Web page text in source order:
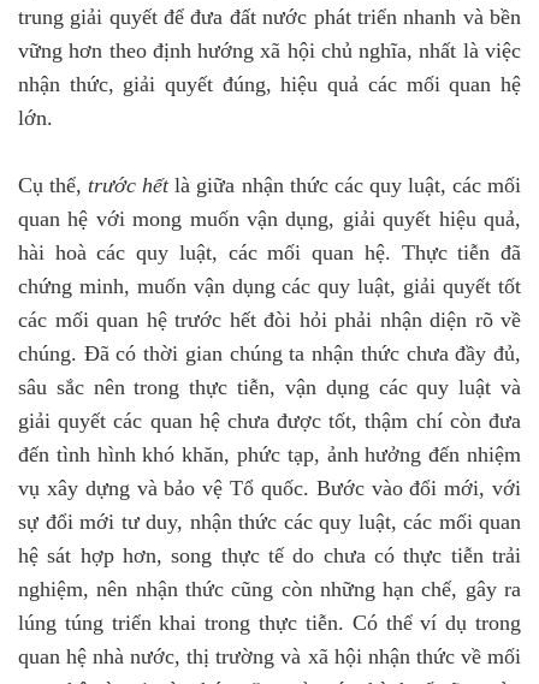
trung giải quyết để đưa đất nước phát triển nhanh và bền
vững hơn theo định hướng xã hội chủ nghĩa, nhất là việc
nhận thức, giải quyết đúng, hiệu quả các mối quan hệ
lớn.
Cụ thể, trước hếtlà giữa nhận thức các quy luật, các mối
quan hệ với mong muốn vận dụng, giải quyết hiệu quả,
hài hoà các quy luật, các mối quan hệ. Thực tiễn đã
chứng minh, muốn vận dụng các quy luật, giải quyết tốt
các mối quan hệ trước hết đòi hỏi phải nhận diện rõ về
chúng. Đã có thời gian chúng ta nhận thức chưa đầy đủ,
sâu sắc nên trong thực tiễn, vận dụng các quy luật và
giải quyết các quan hệ chưa được tốt, thậm chí còn đưa
đến tình hình khó khăn, phức tạp, ảnh hưởng đến nhiệm
vụ xây dựng và bảo vệ Tổ quốc. Bước vào đổi mới, với
sự đổi mới tư duy, nhận thức các quy luật, các mối quan
hệ sát hợp hơn, song thực tế do chưa có thực tiễn trải
nghiệm, nên nhận thức cũng còn những hạn chế, gây ra
lúng túng triển khai trong thực tiễn. Có thể ví dụ trong
quan hệ nhà nước, thị trường và xã hội nhận thức về mối